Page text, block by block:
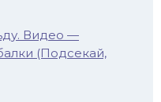
Видео —
(Подсекай,